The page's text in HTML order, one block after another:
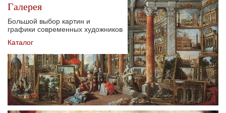
Галерея
Большой выбор картин и
графики современных художников
Каталог